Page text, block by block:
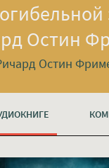
Остин
Остин